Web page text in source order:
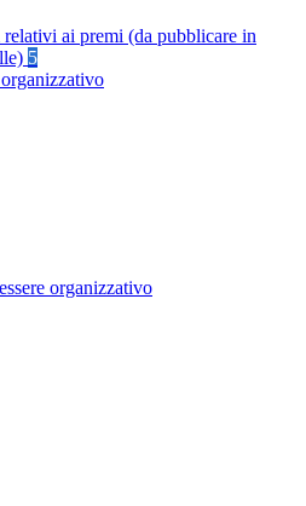
ai premi (da pubblicare in
5
organizzativo